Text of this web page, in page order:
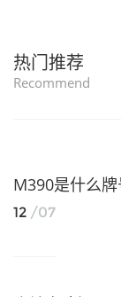
热门推荐
Recommend
M390是什么
12 /07